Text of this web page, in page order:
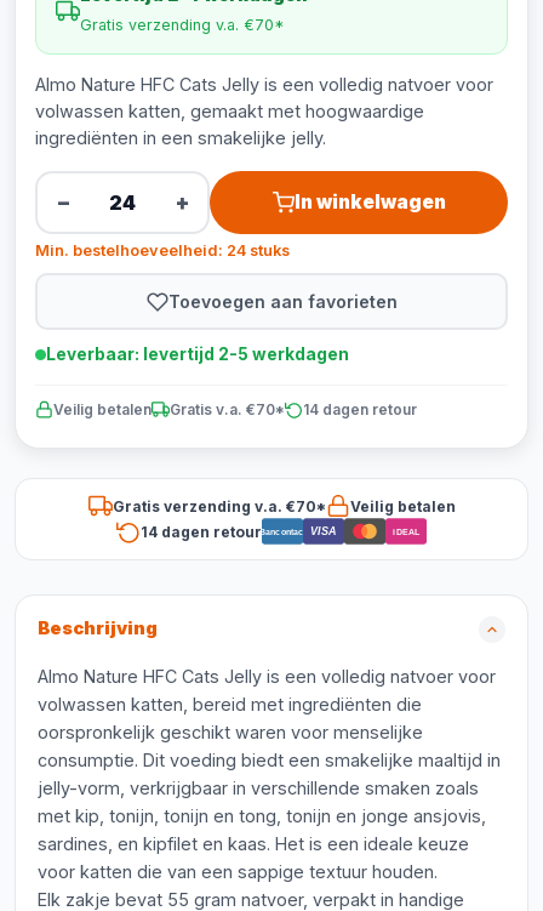
Gratis verzending v.a. €70*
Almo Nature HFC Cats Jelly is een volledig natvoer voor
volwassen katten, gemaakt met hoogwaardige
ingrediënten in een smakelijke jelly.
− + In winkelwagen
Min. bestelhoeveelheid: 24 stuks
Toevoegen aan favorieten
Leverbaar: levertijd 2-5 werkdagen
Veilig betalen Gratis v.a. €70* 14 dagen retour
Gratis verzending v.a. €70*
Veilig betalen
14 dagen retourBancontact VISA iDEAL
Beschrijving
Almo Nature HFC Cats Jelly is een volledig natvoer voor
volwassen katten, bereid met ingrediënten die
oorspronkelijk geschikt waren voor menselijke
consumptie. Dit voeding biedt een smakelijke maaltijd in
jelly-vorm, verkrijgbaar in verschillende smaken zoals
met kip, tonijn, tonijn en tong, tonijn en jonge ansjovis,
sardines, en kipfilet en kaas. Het is een ideale keuze
voor katten die van een sappige textuur houden.
Elk zakje bevat 55 gram natvoer, verpakt in handige